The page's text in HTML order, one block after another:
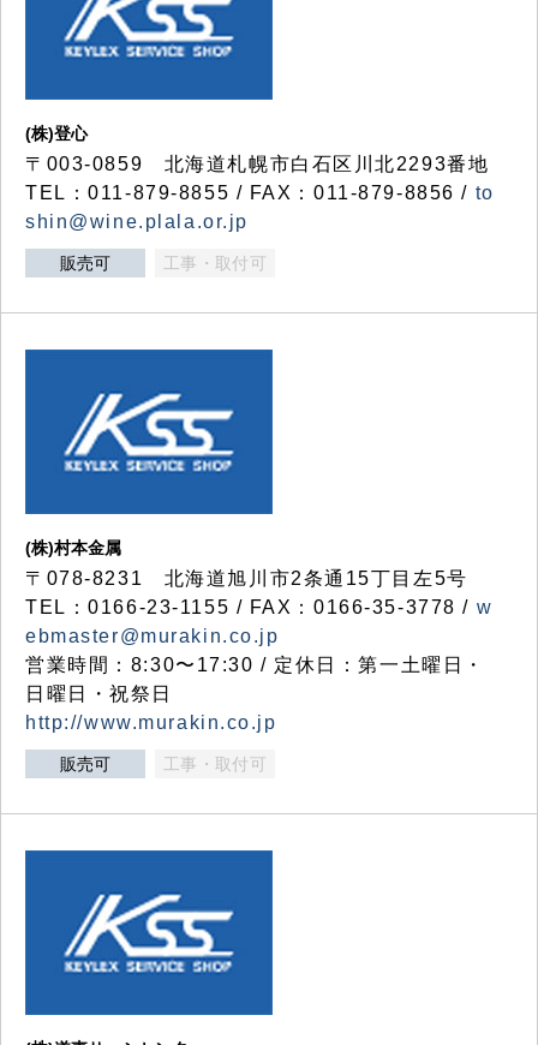
(株)登心
〒003-0859 北海道札幌市白石区川北2293番地
TEL：011-879-8855 / FAX：011-879-8856 / to
shin@wine.plala.or.jp
販売可 工事・取付可
(株)村本金属
〒078-8231 北海道旭川市2条通15丁目左5号
TEL：0166-23-1155 / FAX：0166-35-3778 / w
ebmaster@murakin.co.jp
営業時間：8:30〜17:30 / 定休日：第一土曜日・
日曜日・祝祭日
http://www.murakin.co.jp
販売可 工事・取付可